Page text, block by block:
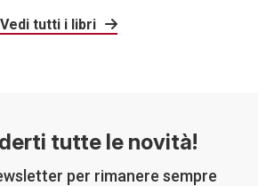
Vedi tutti i libri
tutte le novità!
per rimanere sempre